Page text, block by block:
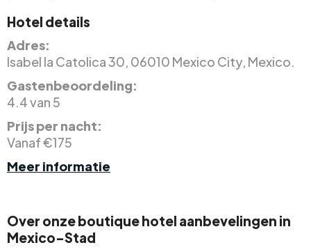
Hotel details
Adres:
Isabel la Catolica 30, 06010 Mexico City, Mexico.
Gastenbeoordeling:
4.4 van 5
Prijs per nacht:
Vanaf €175
Meer informatie
Over onze boutique hotel aanbevelingen in
Mexico-Stad